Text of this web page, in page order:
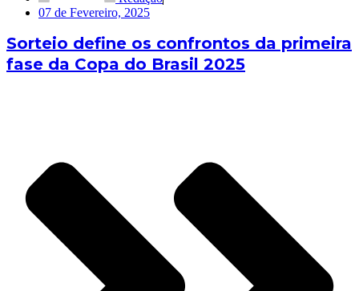
07 de Fevereiro, 2025
Sorteio define os confrontos da primeira
fase da Copa do Brasil 2025